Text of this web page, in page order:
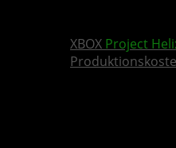
XBOX Project